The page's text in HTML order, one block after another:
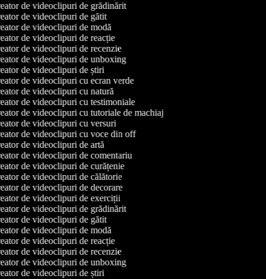
de videoclipuri de grădinărit
de videoclipuri de gătit
de videoclipuri de modă
de videoclipuri de reacție
de videoclipuri de recenzie
de videoclipuri de unboxing
de videoclipuri de știri
de videoclipuri cu ecran verde
de videoclipuri cu natură
de videoclipuri cu testimoniale
de videoclipuri cu tutoriale de machiaj
de videoclipuri cu versuri
de videoclipuri cu voce din off
de videoclipuri de artă
de videoclipuri de comentariu
de videoclipuri de curățenie
de videoclipuri de călătorie
de videoclipuri de decorare
de videoclipuri de exerciții
de videoclipuri de grădinărit
de videoclipuri de gătit
de videoclipuri de modă
de videoclipuri de reacție
de videoclipuri de recenzie
de videoclipuri de unboxing
de videoclipuri de știri